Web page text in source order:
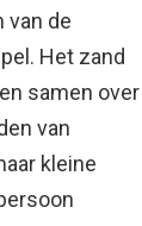
van de
Het zand
samen over
van
kleine